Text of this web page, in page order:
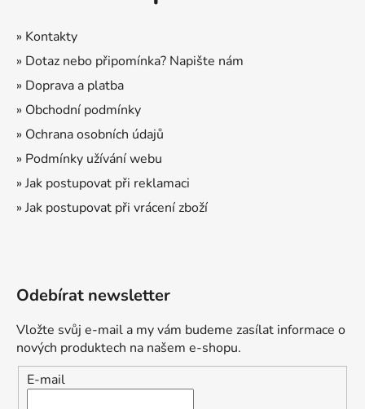
» Kontakty
» Dotaz nebo připomínka? Napište nám
» Doprava a platba
» Obchodní podmínky
» Ochrana osobních údajů
» Podmínky užívání webu
» Jak postupovat při reklamaci
» Jak postupovat při vrácení zboží
Odebírat newsletter
Vložte svůj e-mail a my vám budeme zasílat informace o
nových produktech na našem e-shopu.
E-mail